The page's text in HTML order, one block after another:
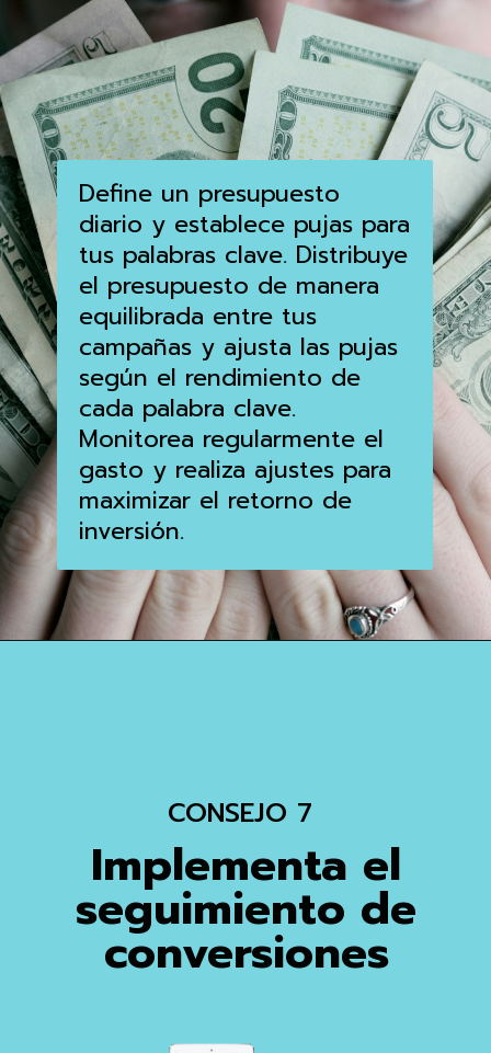
Define un presupuesto
diario y establece pujas para
tus palabras clave. Distribuye
el presupuesto de manera
equilibrada entre tus
campañas y ajusta las pujas
según el rendimiento de
cada palabra clave.
Monitorea regularmente el
gasto y realiza ajustes para
maximizar el retorno de
inversión.
Implementa el
seguimiento de
conversiones
CONSEJO 7